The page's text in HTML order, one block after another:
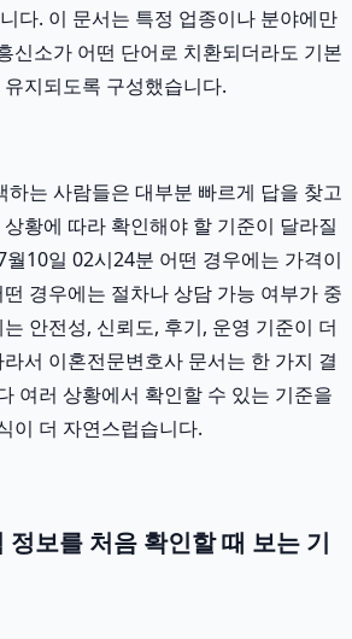
다. 이 문서는 특정 업종이나 분야에만
신소가 어떤 단어로 치환되더라도 기본
지되도록 구성했습니다.
는 사람들은 대부분 빠르게 답을 찾고
황에 따라 확인해야 할 기준이 달라질
10일 02시24분 어떤 경우에는 가격이
경우에는 절차나 상담 가능 여부가 중
안전성, 신뢰도, 후기, 운영 기준이 더
서 이혼전문변호사 문서는 한 가지 결
여러 상황에서 확인할 수 있는 기준을
이 더 자연스럽습니다.
보를 처음 확인할 때 보는 기